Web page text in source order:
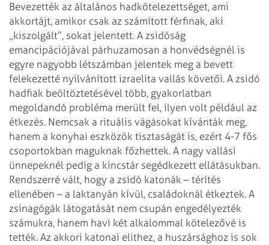
Bevezették az általános hadkötelezettséget, ami
akkortájt, amikor csak az számított férfinak, aki
„kiszolgált”, sokat jelentett. A zsidóság
emancipációjával párhuzamosan a honvédségnél is
egyre nagyobb létszámban jelentek meg a bevett
felekezetté nyilvánított izraelita vallás követői. A zsidó
hadfiak beöltöztetésével több, gyakorlatban
megoldandó probléma merült fel, ilyen volt például az
étkezés. Nemcsak a rituális vágásokat kívánták meg,
hanem a konyhai eszközök tisztaságát is, ezért 4-7 fős
csoportokban maguknak főzhettek. A nagy vallási
ünnepeknél pedig a kincstár segédkezett ellátásukban.
Rendszerré vált, hogy a zsidó katonák – térítés
ellenében – a laktanyán kívül, családoknál étkeztek. A
zsinagógák látogatását nem csupán engedélyezték
számukra, hanem havi két alkalommal kötelezővé is
tették. Az akkori katonai elithez, a huszársághoz is sok